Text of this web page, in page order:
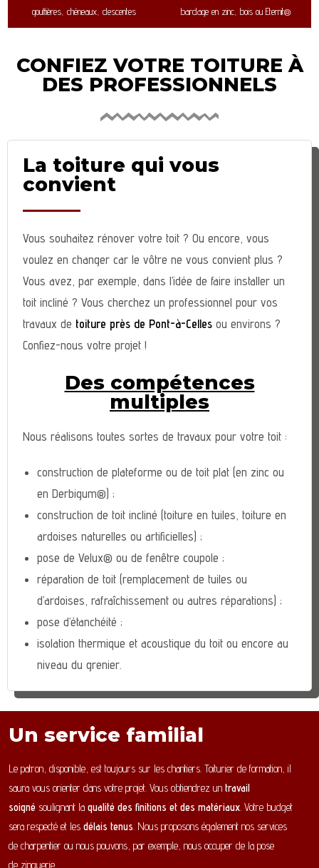
gouttières, chéneaux, descentes
bardage en zinc, bois ou Eternit®
CONFIEZ VOTRE TOITURE À
DES PROFESSIONNELS
La toiture qui vous
convient
Vous souhaitez rénover votre toit ? Ou encore, vous
voulez en changer car le vôtre ne vous convient plus ?
Vous avez, par exemple, dans l’idée de faire installer un
toit incliné ? Vous cherchez un professionnel pour vos
travaux de toiture près de Pont-à-Cellesou environs ?
Confiez-nous votre projet !
Des compétences
multiples
Nous réalisons toutes sortes de travaux pour votre toit :
construction de plateforme ou de toit plat (en zinc ou
en Derbigum®) ;
construction de toit incliné (toiture en tuiles, toiture en
ardoises naturelles ou artificielles) ;
pose de Velux® ou de fenêtre coupole ;
réparation de toit (remplacement de tuiles ou
d’ardoises, rafraîchissement ou autres réparations) ;
pose d’étanchéité ;
isolation thermique et acoustique du toit ou encore au
niveau du grenier.
Un service familial
Le patron, disponible, est toujours sur les chantiers. Toiturier de formation, il
saura vous orienter dans votre projet. Vous obtiendrez un travail
soigné soulignant la qualité des finitions et des matériaux . Votre budget
sera respecté et les délais tenus . Nous proposons également nos services
de charpentier ou nous pouvons, par exemple, nous occuper de la pose
de zinguerie.